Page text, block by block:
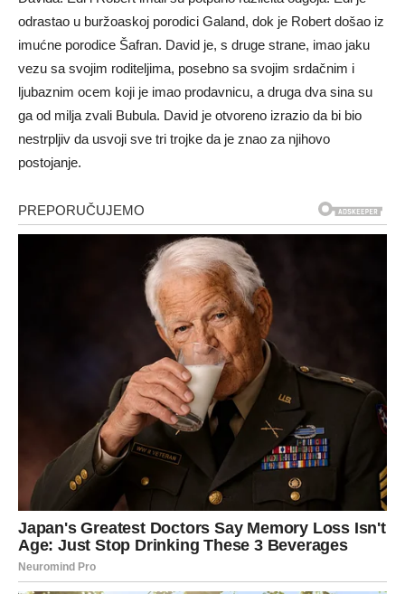
odrastao u buržoaskoj porodici Galand, dok je Robert došao iz
imućne porodice Šafran. David je, s druge strane, imao jaku
vezu sa svojim roditeljima, posebno sa svojim srdačnim i
ljubaznim ocem koji je imao prodavnicu, a druga dva sina su
ga od milja zvali Bubula. David je otvoreno izrazio da bi bio
nestrpljiv da usvoji sve tri trojke da je znao za njihovo
postojanje.